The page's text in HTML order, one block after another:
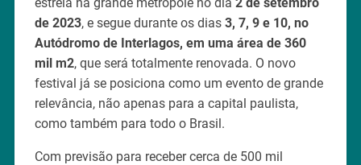
de 2023, e segue durante os dias3, 7, 9 e 10, no
Autódromo de Interlagos, em uma área de 360
mil m2, que será totalmente renovada. O novo
festival já se posiciona como um evento de grande
relevância, não apenas para a capital paulista,
como também para todo o Brasil.
Com previsão para receber cerca de 500 mil